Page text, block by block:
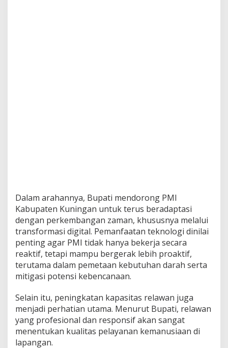
Dalam arahannya, Bupati mendorong PMI
Kabupaten Kuningan untuk terus beradaptasi
dengan perkembangan zaman, khususnya melalui
transformasi digital. Pemanfaatan teknologi dinilai
penting agar PMI tidak hanya bekerja secara
reaktif, tetapi mampu bergerak lebih proaktif,
terutama dalam pemetaan kebutuhan darah serta
mitigasi potensi kebencanaan.
Selain itu, peningkatan kapasitas relawan juga
menjadi perhatian utama. Menurut Bupati, relawan
yang profesional dan responsif akan sangat
menentukan kualitas pelayanan kemanusiaan di
lapangan.